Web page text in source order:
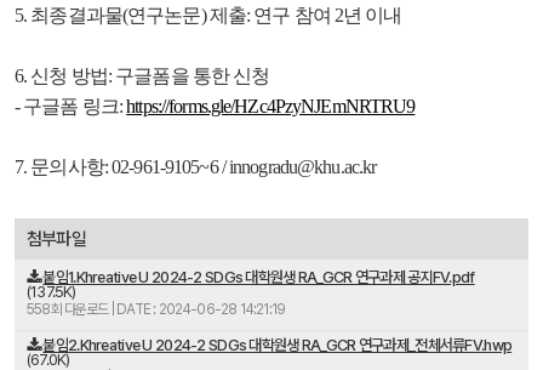
5. 최종결과물(연구논문) 제출: 연구 참여 2년 이내
6. 신청 방법: 구글폼을 통한 신청
- 구글폼 링크:https://forms.gle/HZc4PzyNJEmNRTRU9
7. 문의사항: 02-961-9105~6 / innogradu@khu.ac.kr
첨부파일
붙임1.Khreative U 2024-2 SDGs 대학원생 RA_GCR 연구과제 공지FV.pdf
(137.5K)
558회 다운로드 | DATE : 2024-06-28 14:21:19
붙임2.Khreative U 2024-2 SDGs 대학원생 RA_GCR 연구과제_전체서류FV.hwp
(67.0K)